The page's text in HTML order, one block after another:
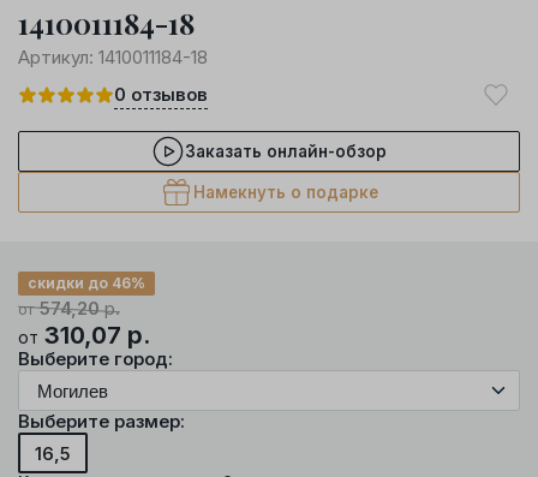
1410011184-18
Артикул: 1410011184-18
0 отзывов
Заказать онлайн-обзор
Намекнуть о подарке
от574,20р.
скидки до 46%
от 310,07 р.
Выберите город:
Выберите размер:
16,5